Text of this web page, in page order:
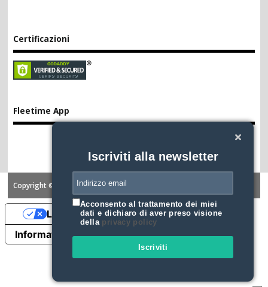
Iscriviti alla newsletter
Acconsento al trattamento dei miei
dati e dichiaro di aver preso visione
della privacy policy
Iscriviti
Certificazioni
Fleetime App
Copyright ©2026. FLEETIME
Informativa sulla raccolta
Le tue preferenze relative alla privacy